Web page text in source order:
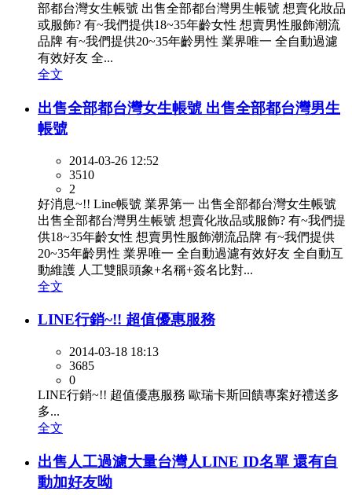
部都台灣女生帳號 出售全部都台灣男生帳號 想賣化妝品
或服飾? 有~我們提供18~35年齡女性 想賣男性服飾潮流
品牌 有~我們提供20~35年齡男性 業界唯一 全自動過濾
有效好友 全...
全文
出售全部都台灣女生帳號 出售全部都台灣男生
帳號
2014-03-26 12:52
3510
2
好消息~!! Line帳號 業界第一 出售全部都台灣女生帳號
出售全部都台灣男生帳號 想賣化妝品或服飾? 有~我們提
供18~35年齡女性 想賣男性服飾潮流品牌 有~我們提供
20~35年齡男性 業界唯一 全自動過濾有效好友 全自動互
動維護 人工雙眼頭象+名稱+簽名比對...
全文
LINE行銷~!! 超值優惠服務
2014-03-18 18:13
3685
0
LINE行銷~!! 超值優惠服務 歐瑞卡斯回饋專案好禮送多
多...
全文
出售人工過濾大量台灣人LINE ID名單 還有自
動加好友呦